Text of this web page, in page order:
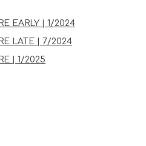
EARLY | 1/2024
LATE | 7/2024
| 1/2025